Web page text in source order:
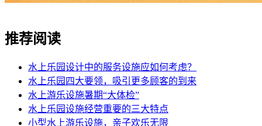
推荐阅读
水上乐园设计中的服务设施应如何考虑？
水上乐园四大要领，吸引更多顾客的到来
水上游乐设施暑期“大体检”
水上乐园设施经营重要的三大特点
小型水上游乐设施，亲子欢乐无限